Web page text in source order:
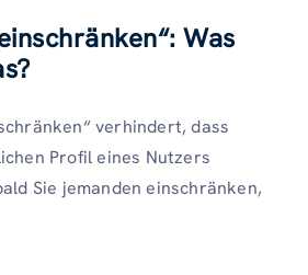
Was
verhindert, dass
Profil eines Nutzers
Sie jemanden einschränken,